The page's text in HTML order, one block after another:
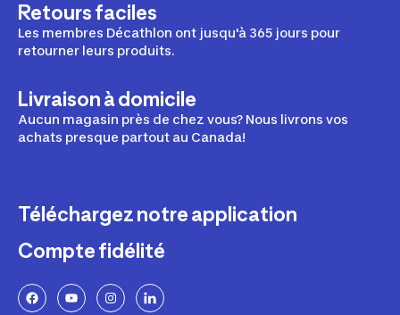
Retours faciles
Les membres Décathlon ont jusqu'à 365 jours pour
retourner leurs produits.
Livraison à domicile
Aucun magasin près de chez vous? Nous livrons vos
achats presque partout au Canada!
Téléchargez notre application
Compte fidélité